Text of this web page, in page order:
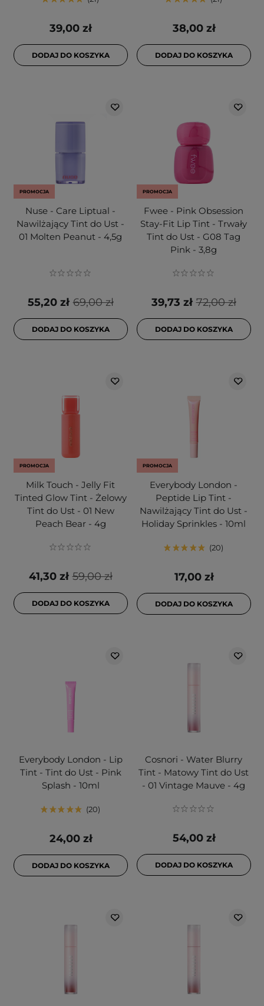
39,00 zł
DODAJ DO KOSZYKA
38,00 zł
DODAJ DO KOSZYKA
PROMOCJA
Nuse - Care Liptual -
Nawilżający Tint do Ust -
01 Molten Peanut - 4,5g
69,00 zł
55,20 zł
DODAJ DO KOSZYKA
PROMOCJA
Fwee - Pink Obsession
Stay-Fit Lip Tint - Trwały
Tint do Ust - G08 Tag
Pink - 3,8g
72,00 zł
39,73 zł
DODAJ DO KOSZYKA
PROMOCJA
Milk Touch - Jelly Fit
Tinted Glow Tint - Żelowy
Tint do Ust - 01 New
Peach Bear - 4g
59,00 zł
41,30 zł
DODAJ DO KOSZYKA
PROMOCJA
Everybody London -
Peptide Lip Tint -
Nawilżający Tint do Ust -
Holiday Sprinkles - 10ml
20
17,00 zł
DODAJ DO KOSZYKA
Everybody London - Lip
Tint - Tint do Ust - Pink
Splash - 10ml
20
24,00 zł
DODAJ DO KOSZYKA
Cosnori - Water Blurry
Tint - Matowy Tint do Ust
- 01 Vintage Mauve - 4g
54,00 zł
DODAJ DO KOSZYKA